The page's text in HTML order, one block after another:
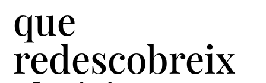
que
redescobreix